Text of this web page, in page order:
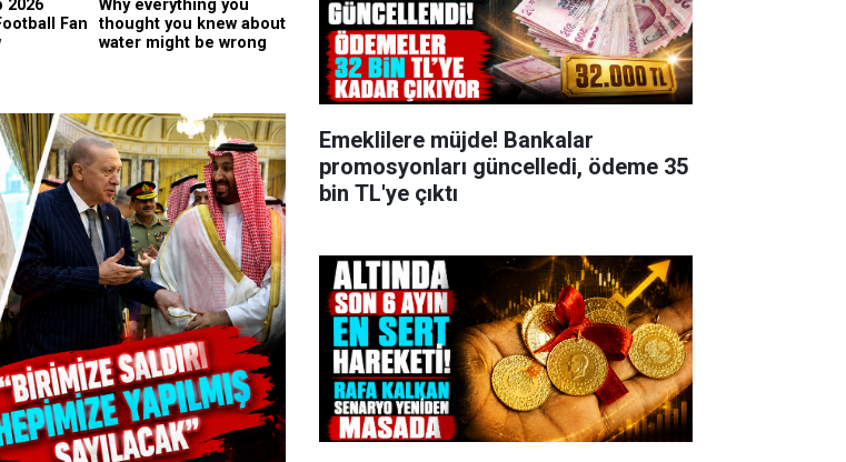
Emeklilere müjde! Bankalar
promosyonları güncelledi, ödeme 35
bin TL'ye çıktı